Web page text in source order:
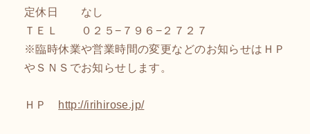
定休日 なし
ＴＥＬ ０２５−７９６−２７２７
※臨時休業や営業時間の変更などのお知らせはＨＰ
やＳＮＳでお知らせします。
ＨＰ http://irihirose.jp/